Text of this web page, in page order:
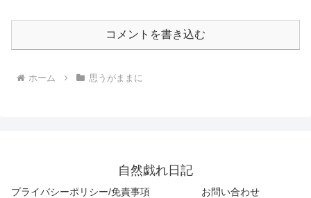
コメントを書き込む
ホーム 思うがままに
自然戯れ日記
プライバシーポリシー/免責事項 お問い合わせ